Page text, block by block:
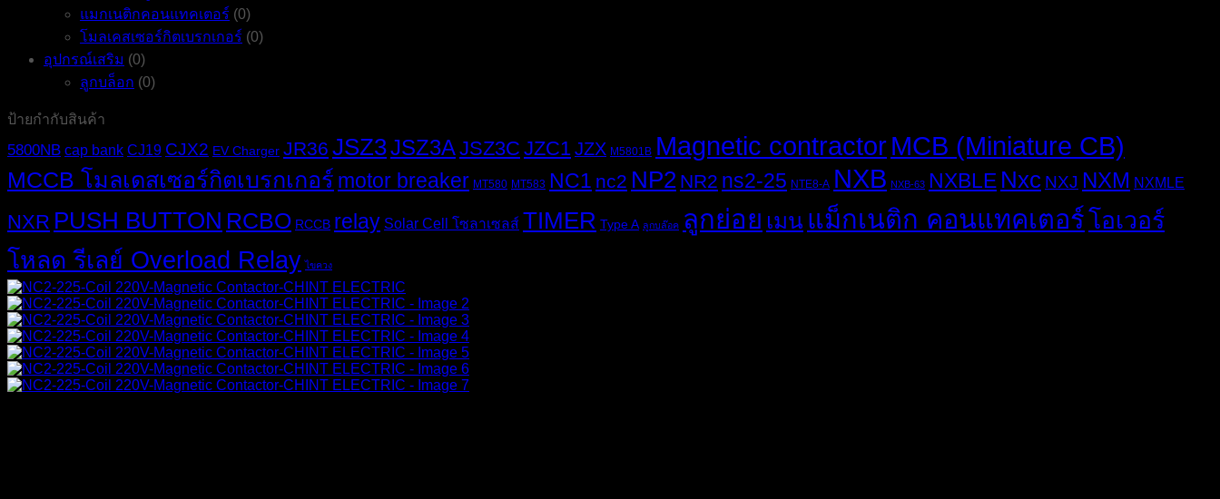
แมกเนติกคอนแทคเตอร์ (0)
โมลเคสเซอร์กิตเบรกเกอร์ (0)
อุปกรณ์เสริม (0)
ลูกบล็อก (0)
ป้ายกำกับสินค้า
5800NB cap bank CJ19 CJX2 EV Charger JR36 JSZ3JSZ3AJSZ3C JZC1JZX M5801B Magnetic contractorMCB (Miniature CB)
MCCB โมลเดสเซอร์กิตเบรกเกอร์ motor breaker MT580 MT583 NC1 nc2 NP2 NR2 ns2-25 NTE8-A NXB NXB-63 NXBLE Nxc NXJ NXM NXMLE
NXR PUSH BUTTON RCBO RCCB relay Solar Cell โซลาเซลส์ TIMER Type A ลูกบล๊อค ลูกย่อย เมน แม็กเนติก คอนแทคเตอร์โอเวอร์
โหลด รีเลย์ Overload Relay ไขควง